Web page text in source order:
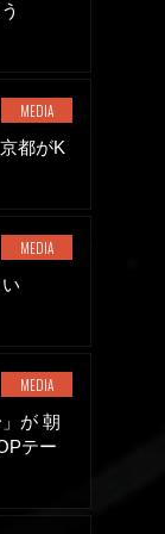
MEDIA
都がK
MEDIA
MEDIA
が 朝
テー